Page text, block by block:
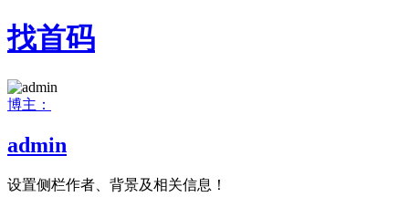
找首码
博主：
admin
设置侧栏作者、背景及相关信息！